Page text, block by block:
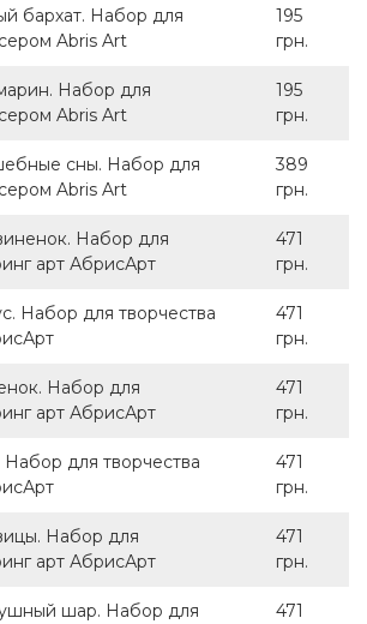
бархат. Набор для
Abris Art
195
грн.
Набор для
Abris Art
195
грн.
сны. Набор для
Abris Art
389
грн.
Набор для
арт АбрисАрт
471
грн.
Набор для творчества
471
грн.
Набор для
арт АбрисАрт
471
грн.
для творчества
471
грн.
Набор для
арт АбрисАрт
471
грн.
шар. Набор для
471